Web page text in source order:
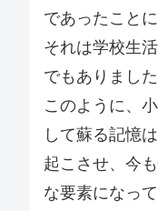
であったこと
それは学校生
でもありました
このように、
して蘇る記憶
起こさせ、今
な要素になって